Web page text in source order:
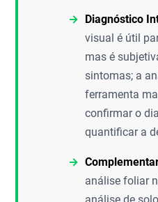
Diagnóstico
visual é útil
mas é
sintomas; a
ferramenta
confirmar o
quantificar a
análise foliar